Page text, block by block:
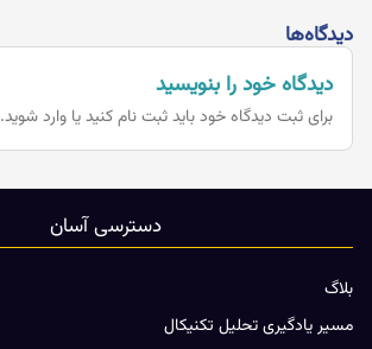
دیدگاه‌ها
دیدگاه خود را بنویسید
برای ثبت دیدگاه خود بایدثبت نام کنید یا وارد شوید.
دسترسی آسان
بلاگ
مسیر یادگیری تحلیل تکنیکال